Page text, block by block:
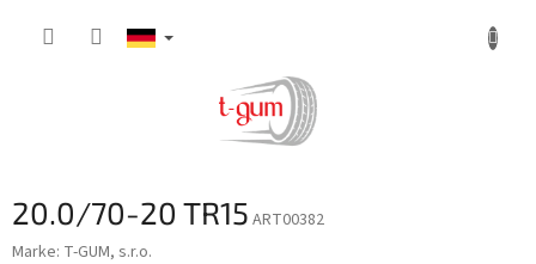
20.0/70-20 TR15 ART00382
Marke: T-GUM, s.r.o.